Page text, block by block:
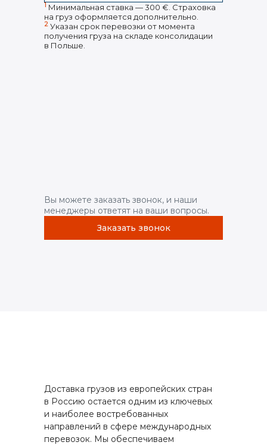
1 Минимальная ставка — 300 €. Страховка
на груз оформляется дополнительно.
2 Указан срок перевозки от момента
получения груза на складе консолидации
в Польше.
Вы можете заказать звонок, и наши
менеджеры ответят на ваши вопросы.
Заказать звонок
Доставка грузов из европейских стран
в Россию остается одним из ключевых
и наиболее востребованных
направлений в сфере международных
перевозок. Мы обеспечиваем